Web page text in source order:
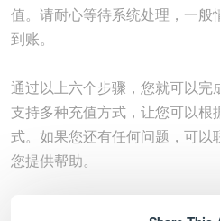
值。请耐心等待系统处理，一般
到账。
通过以上六个步骤，您就可以完
支持多种充值方式，让您可以
式。如果您还有任何问题，可以
您提供帮助。